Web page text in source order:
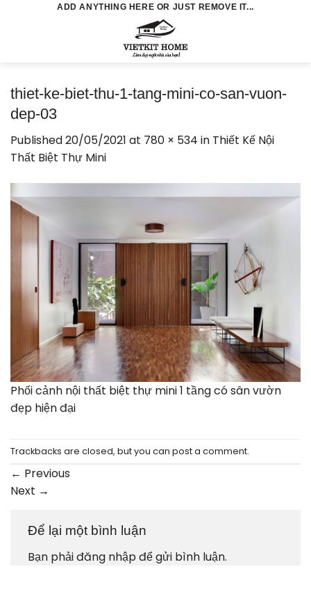
ADD ANYTHING HERE OR JUST REMOVE IT...
thiet-ke-biet-thu-1-tang-mini-co-san-vuon-
dep-03
Published20/05/2021 at 780 × 534 in Thiết Kế Nội
Thất Biệt Thự Mini
Phối cảnh nội thất biệt thự mini 1 tầng có sân vườn
đẹp hiện đại
Trackbacks are closed, but you can post a comment.
← Previous
Next →
Để lại một bình luận
Bạn phảiđăng nhậpđể gửi bình luận.